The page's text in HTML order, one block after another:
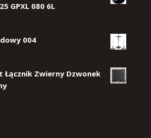
GPXL 080 6L
004
Łącznik Zwierny Dzwonek